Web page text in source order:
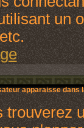
un
apparaisse dans
trouverez